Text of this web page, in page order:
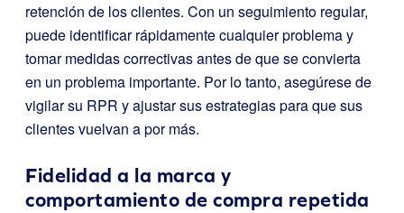
retención de los clientes. Con un seguimiento regular,
puede identificar rápidamente cualquier problema y
tomar medidas correctivas antes de que se convierta
en un problema importante. Por lo tanto, asegúrese de
vigilar su RPR y ajustar sus estrategias para que sus
clientes vuelvan a por más.
Fidelidad a la marca y
comportamiento de compra repetida